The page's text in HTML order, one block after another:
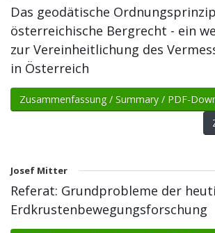
Das geodätische
österreichische Bergrecht - ein
zur Vereinheitlichung des
in Österreich
Zusammenfassung / Summary / PDF-
Josef Mitter
Referat: Grundprobleme der
Erdkrustenbewegungsforschung